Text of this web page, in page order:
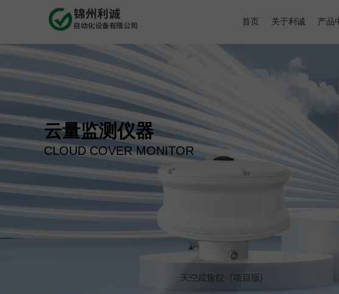
首页 关于利诚 产品
云量监测仪器
CLOUD COVER MONITOR